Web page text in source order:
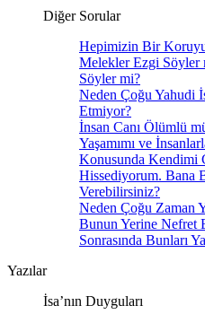
Diğer Sorular
Hepimizin Bir
Melekler Ezgi Söyler
Söyler mi?
Neden Çoğu Yahudi
Etmiyor?
İnsan Canı Ölümlü
Yaşamımı ve
Konusunda Kendimi
Hissediyorum. Bana
Verebilirsiniz?
Neden Çoğu Zaman
Bunun Yerine Nefret
Sonrasında Bunları
Yazılar
İsa’nın Duyguları